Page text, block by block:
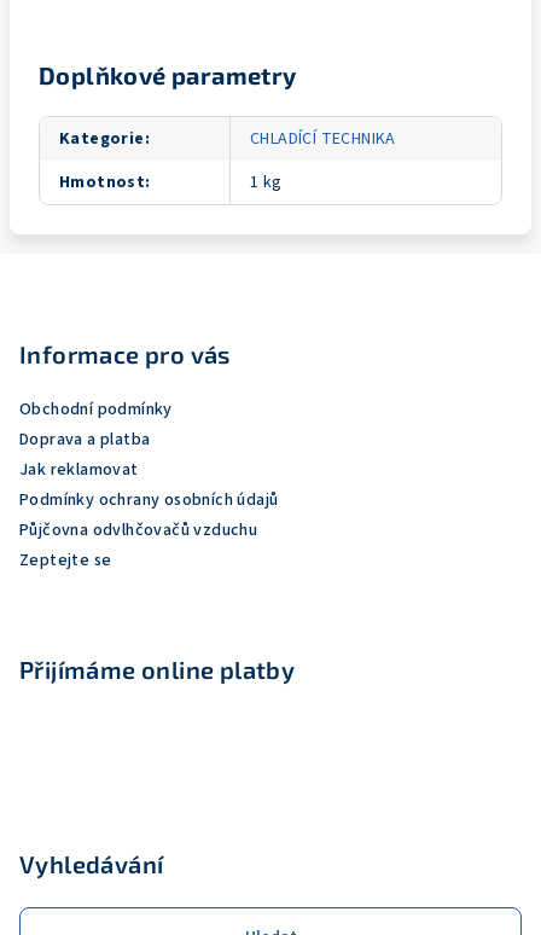
Doplňkové parametry
Kategorie:
CHLADÍCÍ TECHNIKA
Hmotnost: 1 kg
Informace pro vás
Obchodní podmínky
Doprava a platba
Jak reklamovat
Podmínky ochrany osobních údajů
Půjčovna odvlhčovačů vzduchu
Zeptejte se
Přijímáme online platby
Vyhledávání